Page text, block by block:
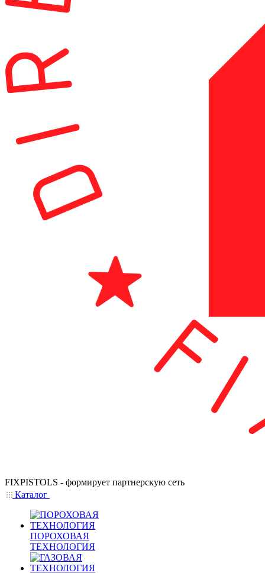
FIXPISTOLS - формирует партнерскую сеть
Каталог
ПОРОХОВАЯ
ТЕХНОЛОГИЯ